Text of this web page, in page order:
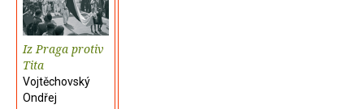
Iz Praga protiv
Tita
Vojtěchovský
Ondřej